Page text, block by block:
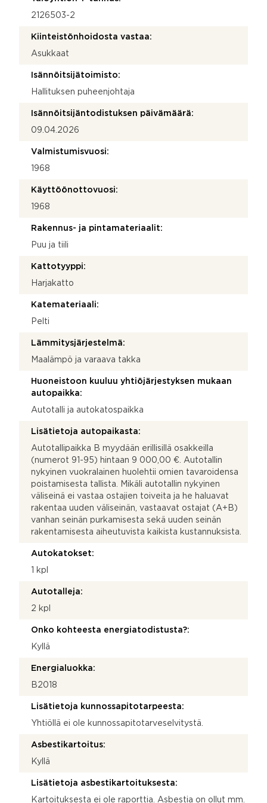
2126503-2
Kiinteistönhoidosta vastaa:
Asukkaat
Isännöitsijätoimisto:
Hallituksen puheenjohtaja
Isännöitsijäntodistuksen päivämäärä:
09.04.2026
Valmistumisvuosi:
1968
Käyttöönottovuosi:
1968
Rakennus- ja pintamateriaalit:
Puu ja tiili
Kattotyyppi:
Harjakatto
Katemateriaali:
Pelti
Lämmitysjärjestelmä:
Maalämpö ja varaava takka
Huoneistoon kuuluu yhtiöjärjestyksen mukaan
autopaikka:
Autotalli ja autokatospaikka
Lisätietoja autopaikasta:
Autotallipaikka B myydään erillisillä osakkeilla
(numerot 91-95) hintaan 9 000,00 €. Autotallin
nykyinen vuokralainen huolehtii omien tavaroidensa
poistamisesta tallista. Mikäli autotallin nykyinen
väliseinä ei vastaa ostajien toiveita ja he haluavat
rakentaa uuden väliseinän, vastaavat ostajat (A+B)
vanhan seinän purkamisesta sekä uuden seinän
rakentamisesta aiheutuvista kaikista kustannuksista.
Autokatokset:
1 kpl
Autotalleja:
2 kpl
Onko kohteesta energiatodistusta?:
Kyllä
Energialuokka:
B2018
Lisätietoja kunnossapitotarpeesta:
Yhtiöllä ei ole kunnossapitotarveselvitystä.
Asbestikartoitus:
Kyllä
Lisätietoja asbestikartoituksesta:
Kartoituksesta ei ole raporttia. Asbestia on ollut mm.